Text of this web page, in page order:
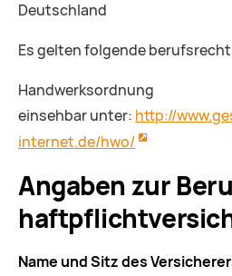
Deutschland
Es gelten folgende
Handwerksordnung
einsehbar unter: http://
internet.de/hwo/
Angaben zur
Name und Sitz des